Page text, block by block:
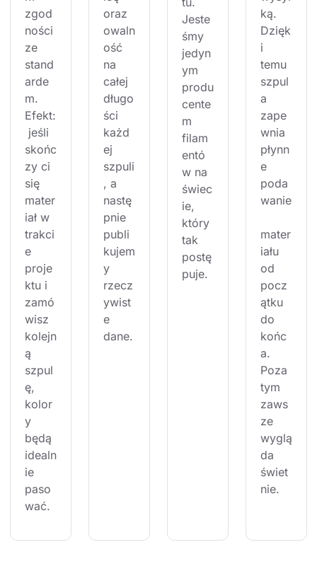
zgod
ności
ze
stand
arde
m.
Efekt:
jeśli
skońc
zy ci
się
mater
iał w
trakci
e
proje
ktu i
zamó
wisz
kolejn
ą
szpul
ę,
kolor
y
będą
idealn
ie
paso
wać.
oraz
owaln
ość
na
całej
długo
ści
każd
ej
szpuli
, a
nastę
pnie
publi
kujem
y
rzecz
ywist
e
dane.
Jeste
śmy
jedyn
ym
produ
cente
m
filam
entó
w na
świec
ie,
który
tak
postę
puje.
ką.
Dzięk
i
temu
szpul
a
zape
wnia
płynn
e
poda
wanie
mater
iału
od
pocz
ątku
do
końc
a.
Poza
tym
zaws
ze
wyglą
da
świet
nie.